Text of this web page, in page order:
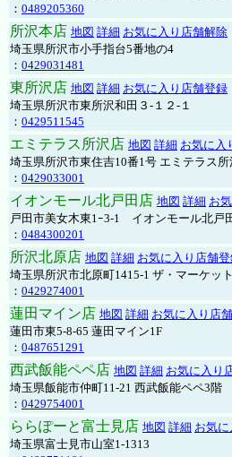
： 0489205360
所沢本店 地図 詳細 お気に入り店舗解除
埼玉県所沢市小手指台5番地の4
： 0429031481
東所沢店 地図 詳細 お気に入り店舗登録
埼玉県所沢市東所沢和田３-１２-１
： 0429511545
エミテラス所沢店 地図 詳細 お気に入
埼玉県所沢市東住吉10番1号 エミテラス所
： 0429033001
イオンモール北戸田店 地図 詳細 お
戸田市美女木東1ｰ3‐1 イオンモール北戸
： 0484300201
所沢北原店 地図 詳細 お気に入り店舗
埼玉県所沢市北原町1415-1 ザ・マーケッ
： 0429274001
蓮田マイン店 地図 詳細 お気に入り店
蓮田市東5-8-65 蓮田マイン1F
： 0487651291
西武飯能ペペ店 地図 詳細 お気に入り
埼玉県飯能市仲町11-21 西武飯能ペペ3階
： 0429754001
ららぽーと富士見店 地図 詳細 お気
埼玉県富士見市山室1-1313